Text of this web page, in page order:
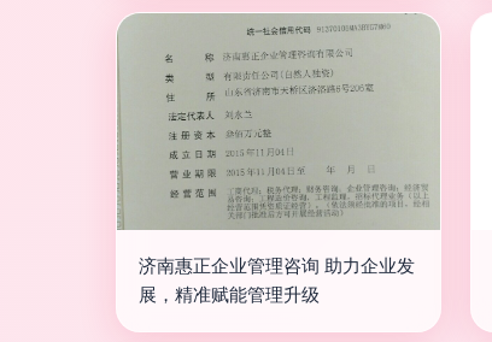
济南惠正企业管理咨询 助力企业发
展，精准赋能管理升级